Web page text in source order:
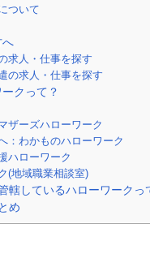
ついて
へ
求人・仕事を探す
の求人・仕事を探す
クって？
ザーズハローワーク
：わかものハローワーク
ハローワーク
(地域職業相談室)
轄しているハローワークっ
め